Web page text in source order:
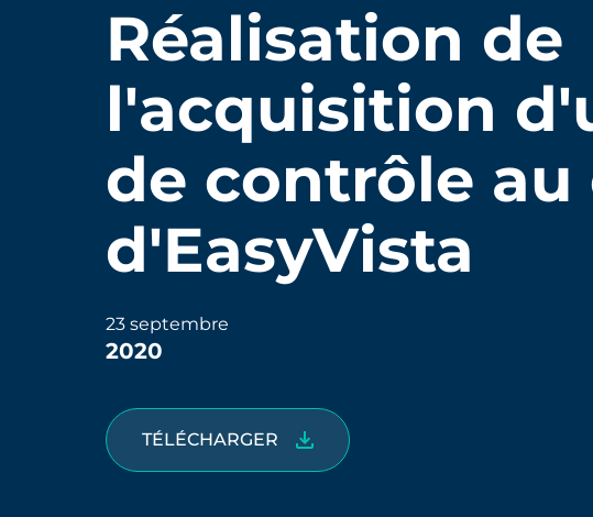
Réalisation de
l'acquisition
de contrôle au
d'EasyVista
23 septembre
2020
TÉLÉCHARGER